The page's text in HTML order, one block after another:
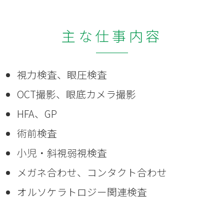
主な仕事内容
視力検査、眼圧検査
OCT撮影、眼底カメラ撮影
HFA、GP
術前検査
小児・斜視弱視検査
メガネ合わせ、コンタクト合わせ
オルソケラトロジー関連検査